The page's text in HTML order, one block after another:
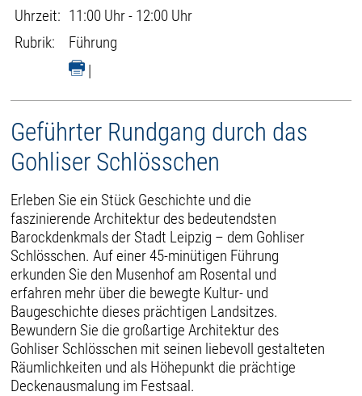
Uhrzeit: 11:00 Uhr - 12:00 Uhr
Rubrik:
Führung
|
Geführter Rundgang durch das
Gohliser Schlösschen
Erleben Sie ein Stück Geschichte und die
faszinierende Architektur des bedeutendsten
Barockdenkmals der Stadt Leipzig – dem Gohliser
Schlösschen. Auf einer 45-minütigen Führung
erkunden Sie den Musenhof am Rosental und
erfahren mehr über die bewegte Kultur- und
Baugeschichte dieses prächtigen Landsitzes.
Bewundern Sie die großartige Architektur des
Gohliser Schlösschen mit seinen liebevoll gestalteten
Räumlichkeiten und als Höhepunkt die prächtige
Deckenausmalung im Festsaal.